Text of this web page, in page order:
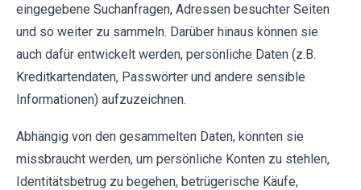
eingegebene Suchanfragen, Adressen besuchter Seiten
und so weiter zu sammeln. Darüber hinaus können sie
auch dafür entwickelt werden, persönliche Daten (z.B.
Kreditkartendaten, Passwörter und andere sensible
Informationen) aufzuzeichnen.
Abhängig von den gesammelten Daten, könnten sie
missbraucht werden, um persönliche Konten zu stehlen,
Identitätsbetrug zu begehen, betrügerische Käufe,